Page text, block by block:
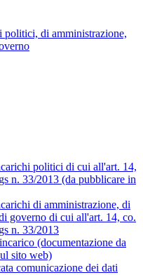
di amministrazione,
politici di cui all'art. 14,
n. 33/2013 (da pubblicare in
di amministrazione, di
governo di cui all'art. 14, co.
n. 33/2013
(documentazione da
sito web)
comunicazione dei dati